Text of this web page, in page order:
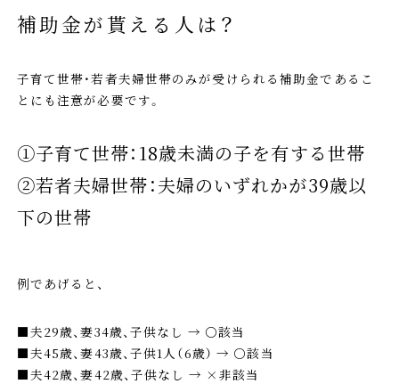
補助金が貰える人は？
子育て世帯・若者夫婦世帯のみが受けられる補助金であるこ
とにも注意が必要です。
①子育て世帯：18歳未満の子を有する世帯
②若者夫婦世帯：夫婦のいずれかが39歳以
下の世帯
例であげると、
■夫29歳、妻34歳、子供なし → 〇該当
■夫45歳、妻43歳、子供1人（6歳） → 〇該当
■夫42歳、妻42歳、子供なし → ×非該当